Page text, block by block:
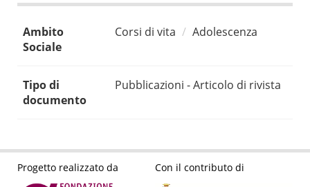
Ambito
Sociale
Corsi di vita Adolescenza
Tipo di
documento
Pubblicazioni - Articolo di rivista
Progetto realizzato da Con il contributo di